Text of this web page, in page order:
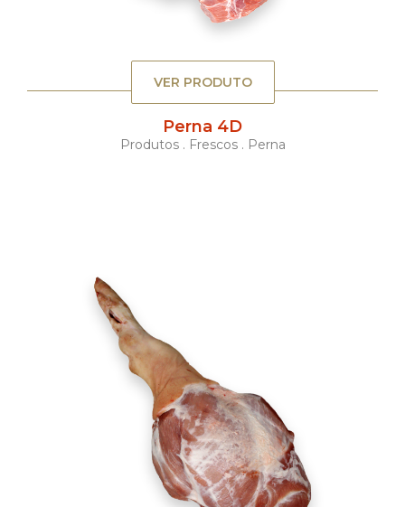
VER PRODUTO
Perna 4D
Produtos . Frescos . Perna